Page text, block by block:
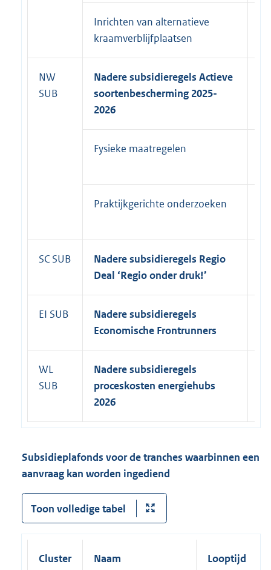
Inrichten van alternatieve
kraamverblijfplaatsen
NW
SUB
Nadere subsidieregels Actieve
soortenbescherming 2025-
2026
Fysieke maatregelen
Praktijkgerichte onderzoeken
SC SUB
Nadere subsidieregels Regio
Deal ‘Regio onder druk!’
EI SUB
Nadere subsidieregels
Economische Frontrunners
WL
SUB
Nadere subsidieregels
proceskosten energiehubs
2026
Subsidieplafonds voor de tranches waarbinnen een
aanvraag kan worden ingediend
Toon volledige tabel
Cluster
Naam
Looptijd